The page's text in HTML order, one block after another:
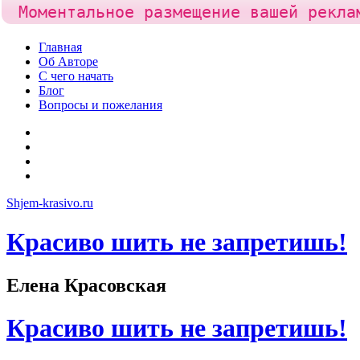
Skip
content
Главная
Об Авторе
С чего начать
Блог
Вопросы и пожелания
Shjem-krasivo.ru
Красиво шить не запретишь!
Елена Красовская
Красиво шить не запретишь!
Моментальное размещение вашей